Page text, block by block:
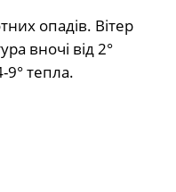
опадів. Вітер
вночі від 2°
9° тепла.